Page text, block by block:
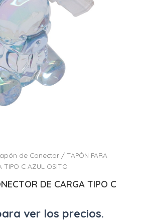
de Conector / TAPÓN PARA
TIPO C AZUL OSITO
DE CARGA TIPO C
ver los precios.